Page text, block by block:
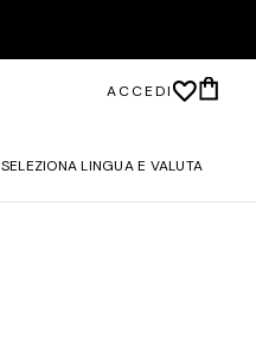
ACCEDI
SELEZIONA LINGUA E VALUTA